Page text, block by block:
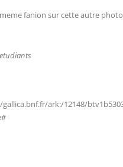
fanion sur cette autre
ark:/12148/